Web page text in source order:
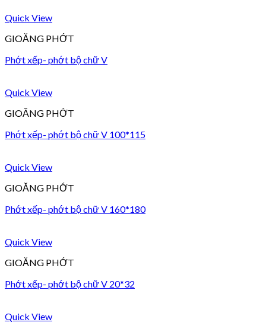
Quick View
GIOĂNG PHỚT
Phớt xếp- phớt bộ chữ V
Quick View
GIOĂNG PHỚT
Phớt xếp- phớt bộ chữ V 100*115
Quick View
GIOĂNG PHỚT
Phớt xếp- phớt bộ chữ V 160*180
Quick View
GIOĂNG PHỚT
Phớt xếp- phớt bộ chữ V 20*32
Quick View